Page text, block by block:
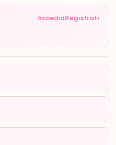
AccedioRegistrati.